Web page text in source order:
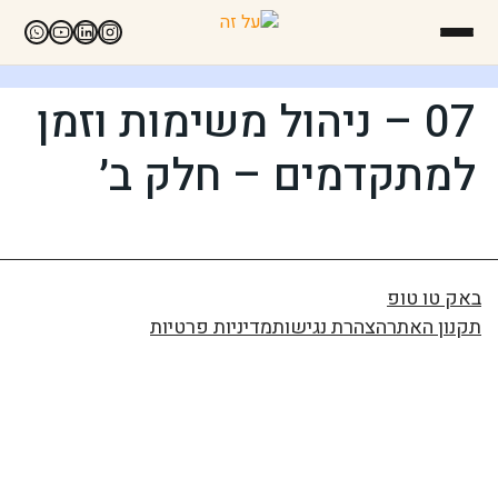
07 – ניהול משימות וזמן
למתקדמים – חלק ב׳
באק טו טופ
תקנון האתרהצהרת נגישותמדיניות פרטיות